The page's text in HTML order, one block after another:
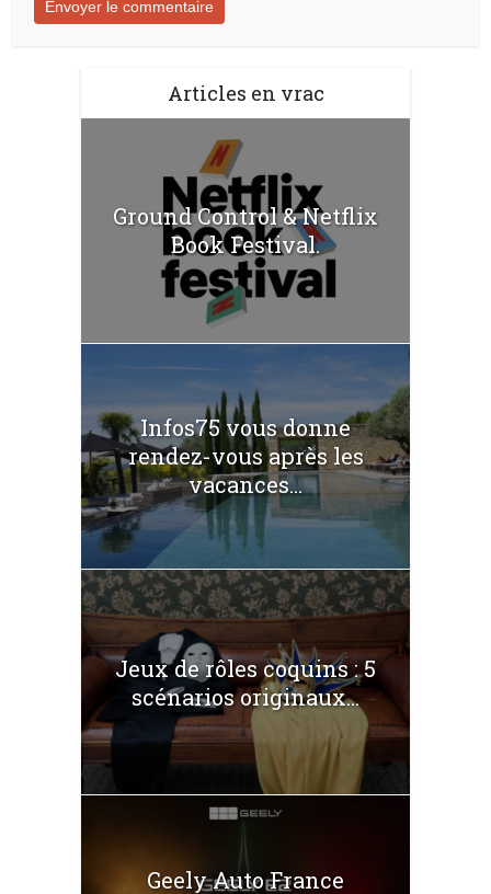
Articles en vrac
Ground Control & Netflix
Book Festival.
Infos75 vous donne
rendez-vous après les
vacances...
Jeux de rôles coquins : 5
scénarios originaux...
Geely Auto France